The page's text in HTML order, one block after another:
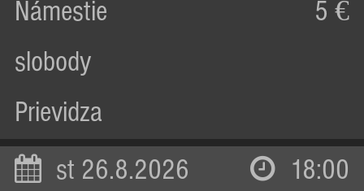
Námestie
slobody
Prievidza
5 €
st 26.8.2026 18:00